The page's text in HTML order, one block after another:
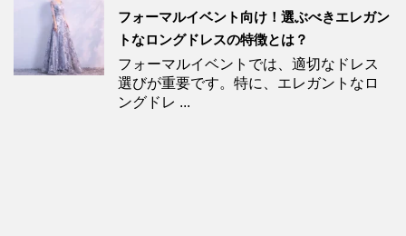
フォーマルイベント向け！選ぶべきエレガン
トなロングドレスの特徴とは？
フォーマルイベントでは、適切なドレス
選びが重要です。特に、エレガントなロ
ングドレ ...